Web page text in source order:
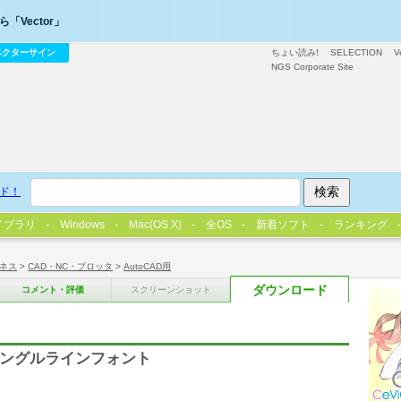
ス > CAD・NC・プロッタ > AutoCAD用
コメント・評価 スクリーンショット ダウンロード
グルラインフォント
ちょい読み! SELECTION
NGS Corporate Site
「Vector」
クターサイン
！
ブラリ Windows Mac(OS X) 全OS 新着ソフト ランキング